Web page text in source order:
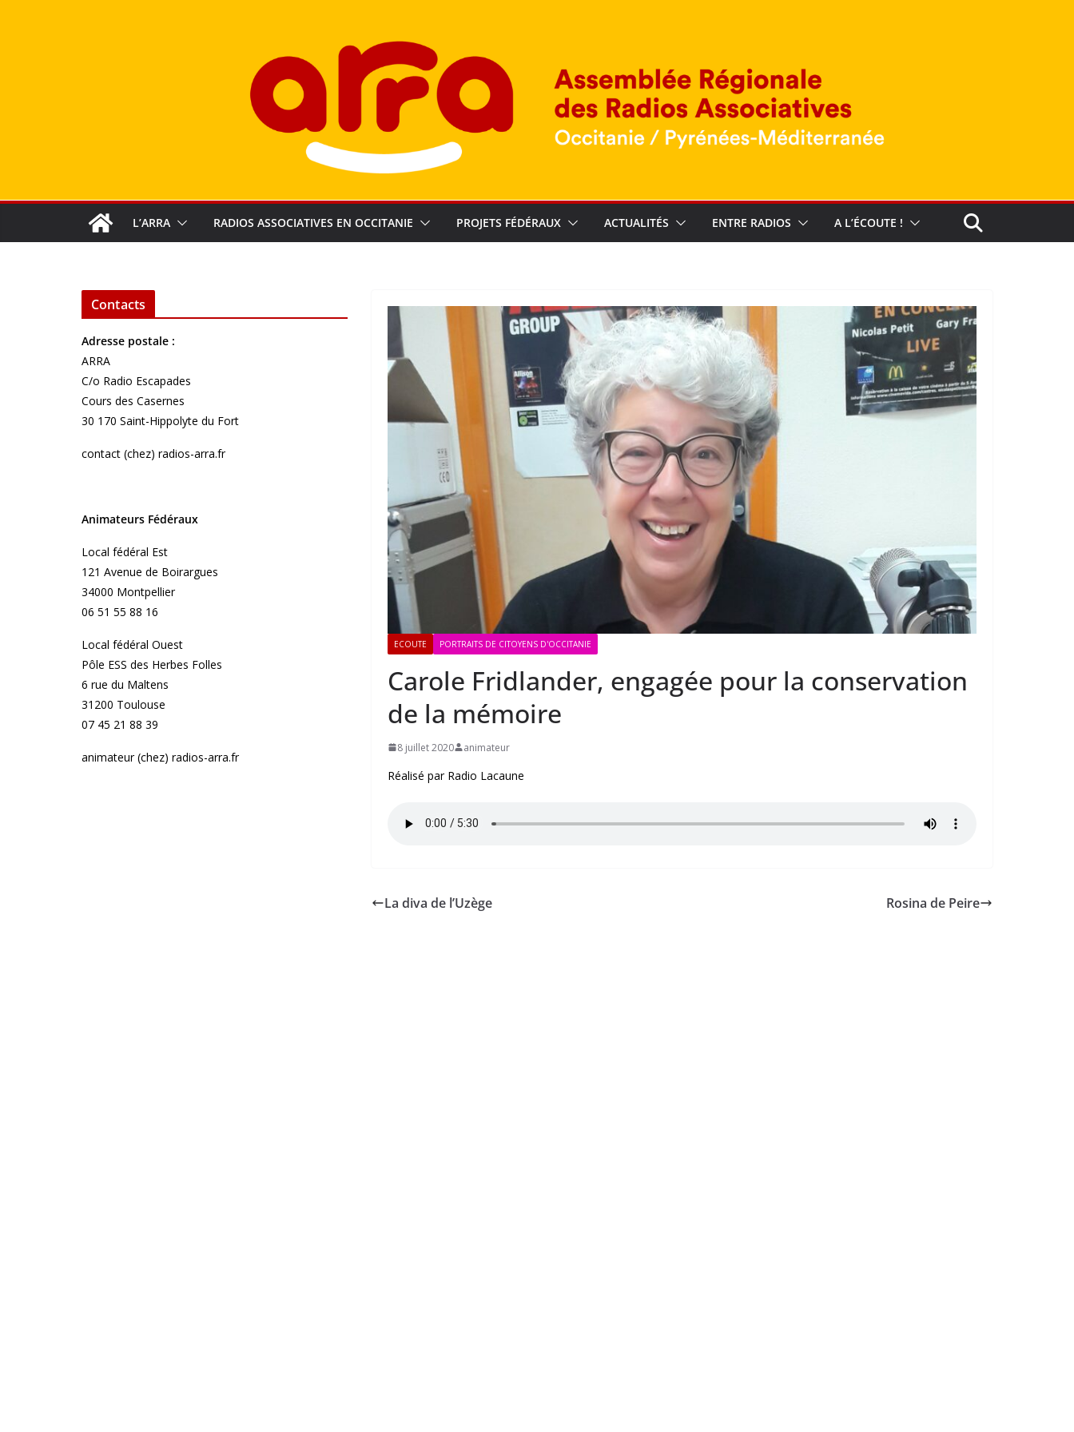
L’ARRA RADIOS ASSOCIATIVES EN OCCITANIE PROJETS FÉDÉRAUX ACTUALITÉS ENTRE RADIOS A L’ÉCOUTE !
ECOUTE PORTRAITS DE CITOYENS D'OCCITANIE
Carole Fridlander, engagée pour la conservation
de la mémoire
8 juillet 2020 animateur
Réalisé par Radio Lacaune
La diva de l’Uzège Rosina de Peire
Contacts
Adresse postale :
ARRA
C/o Radio Escapades
Cours des Casernes
30 170 Saint-Hippolyte du Fort
contact (chez) radios-arra.fr
Animateurs Fédéraux
Local fédéral Est
121 Avenue de Boirargues
34000 Montpellier
06 51 55 88 16
Local fédéral Ouest
Pôle ESS des Herbes Folles
6 rue du Maltens
31200 Toulouse
07 45 21 88 39
animateur (chez) radios-arra.fr